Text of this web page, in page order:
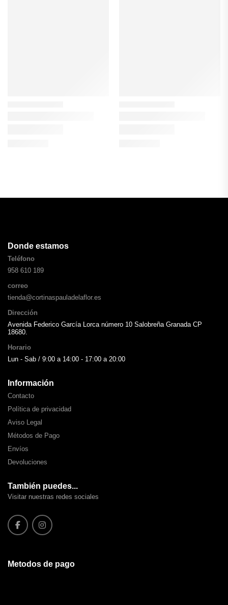
Donde estamos
Teléfono
958 610 189
correo
tienda@cortinaspauladelaflor.es
Dirección
Avenida Federico García Lorca número 10 Salobreña Granada CP
18680.
Horario
Lun - Sab / 9:00 a 14:00 - 17:00 a 20:00
Información
Contacto
Política de privacidad
Aviso Legal
Métodos de Pago
Envíos
Devoluciones
También puedes...
Visitar nuestras redes sociales
Metodos de pago